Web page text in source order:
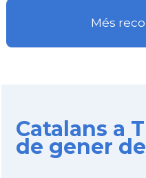
Més
Catalans a
de gener